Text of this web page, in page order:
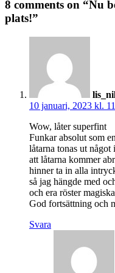
8 comments on “Nu
plats!”
10 januari, 2023 kl.
Wow, låter superfint
Funkar absolut som
låtarna tonas ut
att låtarna kommer
hinner ta in alla
så jag hängde med
och era röster
God fortsättning och
Svara